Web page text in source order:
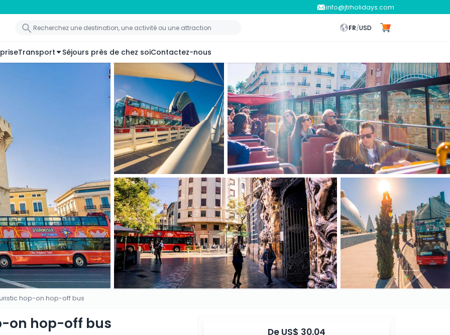
info@jtrholidays.com
FR/USD
Transport Séjours près de chez soiContactez-nous
hop-on hop-off bus
on hop-off bus De US$ 30.04